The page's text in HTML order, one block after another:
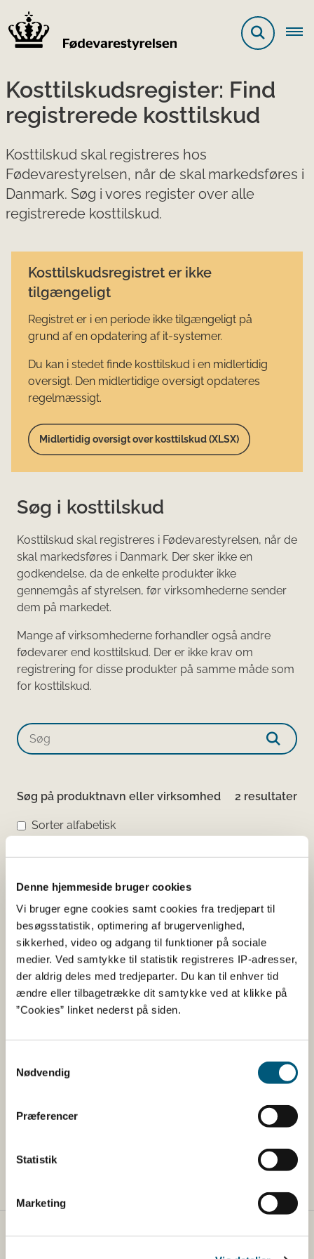
Denne hjemmeside bruger cookies
Vi bruger egne cookies samt cookies fra tredjepart til
besøgsstatistik, optimering af brugervenlighed,
sikkerhed, video og adgang til funktioner på sociale
medier. Ved samtykke til statistik registreres IP-adresser,
der aldrig deles med tredjeparter. Du kan til enhver tid
ændre eller tilbagetrække dit samtykke ved at klikke på
”Cookies” linket nederst på siden.
Nødvendig
Præferencer
Statistik
Marketing
Kosttilskudsregister: Find
registrerede kosttilskud
Kosttilskud skal registreres hos
Fødevarestyrelsen, når de skal markedsføres i
Danmark. Søg i vores register over alle
registrerede kosttilskud.
Kosttilskudsregistret er ikke
tilgængeligt
Registret er i en periode ikke tilgængeligt på
grund af en opdatering af it-systemer.
Du kan i stedet finde kosttilskud i en midlertidig
oversigt. Den midlertidige oversigt opdateres
regelmæssigt.
Midlertidig oversigt over kosttilskud (XLSX)
Søg i kosttilskud
Kosttilskud skal registreres i Fødevarestyrelsen, når de
skal markedsføres i Danmark. Der sker ikke en
godkendelse, da de enkelte produkter ikke
gennemgås af styrelsen, før virksomhederne sender
dem på markedet.
Mange af virksomhederne forhandler også andre
fødevarer end kosttilskud. Der er ikke krav om
registrering for disse produkter på samme måde som
for kosttilskud.​​​​​​
Søg på produktnavn eller virksomhed 2 resultater
Sorter alfabetisk
Hair Nutrient Tablets Tablet
AnmeldelsesID:19101
Virksomhed:
Bio-Sila-Cumin Dråber
AnmeldelsesID:22018
Scandinavian Biolabs ApS (2)